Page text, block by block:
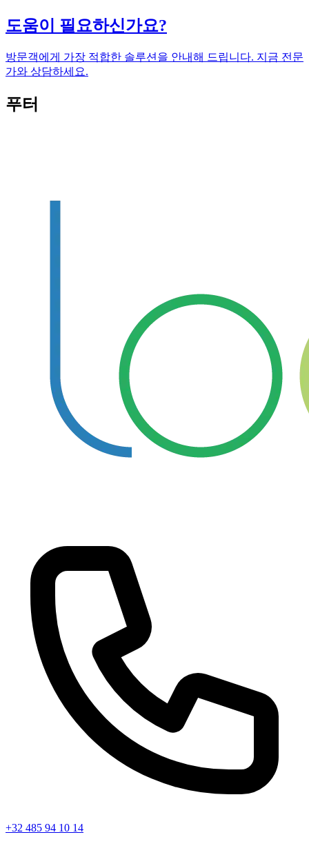
도움이 필요하신가요?
방문객에게 가장 적합한 솔루션을 안내해 드립니다. 지금 전문
가와 상담하세요.
푸터
+32 485 94 10 14